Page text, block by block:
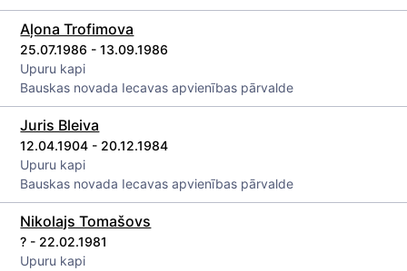
Aļona Trofimova
25.07.1986 - 13.09.1986
Upuru kapi
Bauskas novada Iecavas apvienības pārvalde
Juris Bleiva
12.04.1904 - 20.12.1984
Upuru kapi
Bauskas novada Iecavas apvienības pārvalde
Nikolajs Tomašovs
? - 22.02.1981
Upuru kapi